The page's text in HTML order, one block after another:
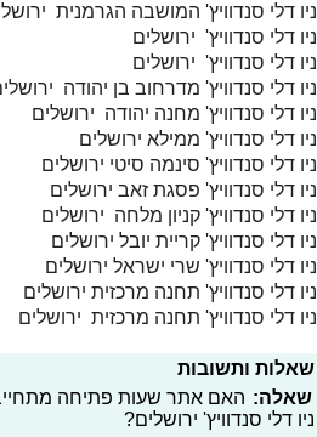
ניו דלי סנדוויץ' המושבה הגרמנית
ניו דלי סנדוויץ' ירושלים
ניו דלי סנדוויץ' ירושלים
ניו דלי סנדוויץ' מדרחוב בן יהודה
ניו דלי סנדוויץ' מחנה יהודה ירושלים
ניו דלי סנדוויץ' ממילא ירושלים
ניו דלי סנדוויץ' סינמה סיטי ירושלים
ניו דלי סנדוויץ' פסגת זאב ירושלים
ניו דלי סנדוויץ' קניון מלחה ירושלים
ניו דלי סנדוויץ' קריית יובל ירושלים
ניו דלי סנדוויץ' שרי ישראל ירושלים
ניו דלי סנדוויץ' תחנה מרכזית ירושלים
ניו דלי סנדוויץ' תחנה מרכזית ירושלים
שאלות ותשובות
שאלה: האם אתר שעות פתיחה
ניו דלי סנדוויץ' ירושלים?